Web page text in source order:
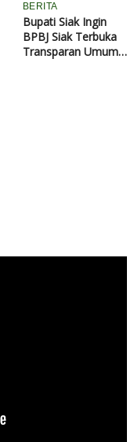
BERITA
Bupati Siak Ingin
BPBJ Siak Terbuka
Transparan Umum